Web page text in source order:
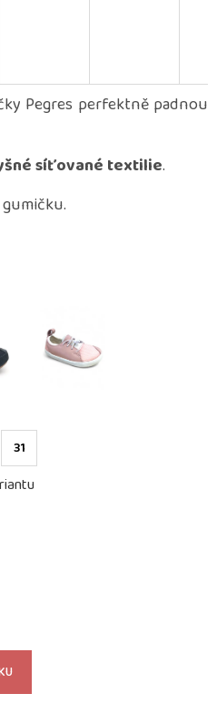
31
Pegres perfektně padnou
síťované textilie.